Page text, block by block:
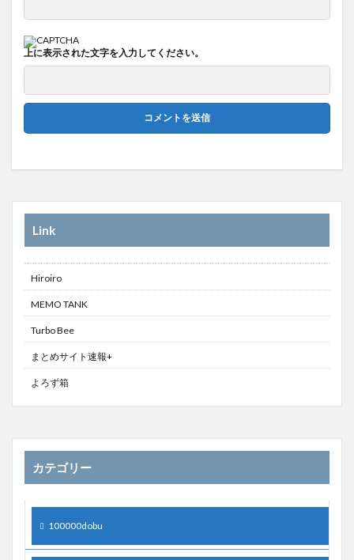
上に表示された文字を入力してください。
Link
Hiroiro
MEMO TANK
Turbo Bee
まとめサイト速報+
よろず箱
カテゴリー
100000dobu